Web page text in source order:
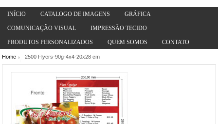
INÍCIO CATALOGO DE IMAGENS GRÁFICA
COMUNICAÇÃO VISUAL IMPRESSÃO TECIDO
PRODUTOS PERSONALIZADOS QUEM SOMOS CONTATO
Home 2500 Flyers-90g-4x4-20x28 cm